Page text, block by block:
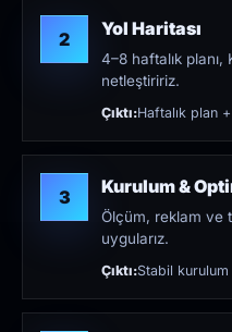
2 Yol Haritası
4–8 haftalık
netleştiririz.
Çıktı:Haftalık plan
3 Kurulum &
Ölçüm, reklam ve
uygularız.
Çıktı:Stabil